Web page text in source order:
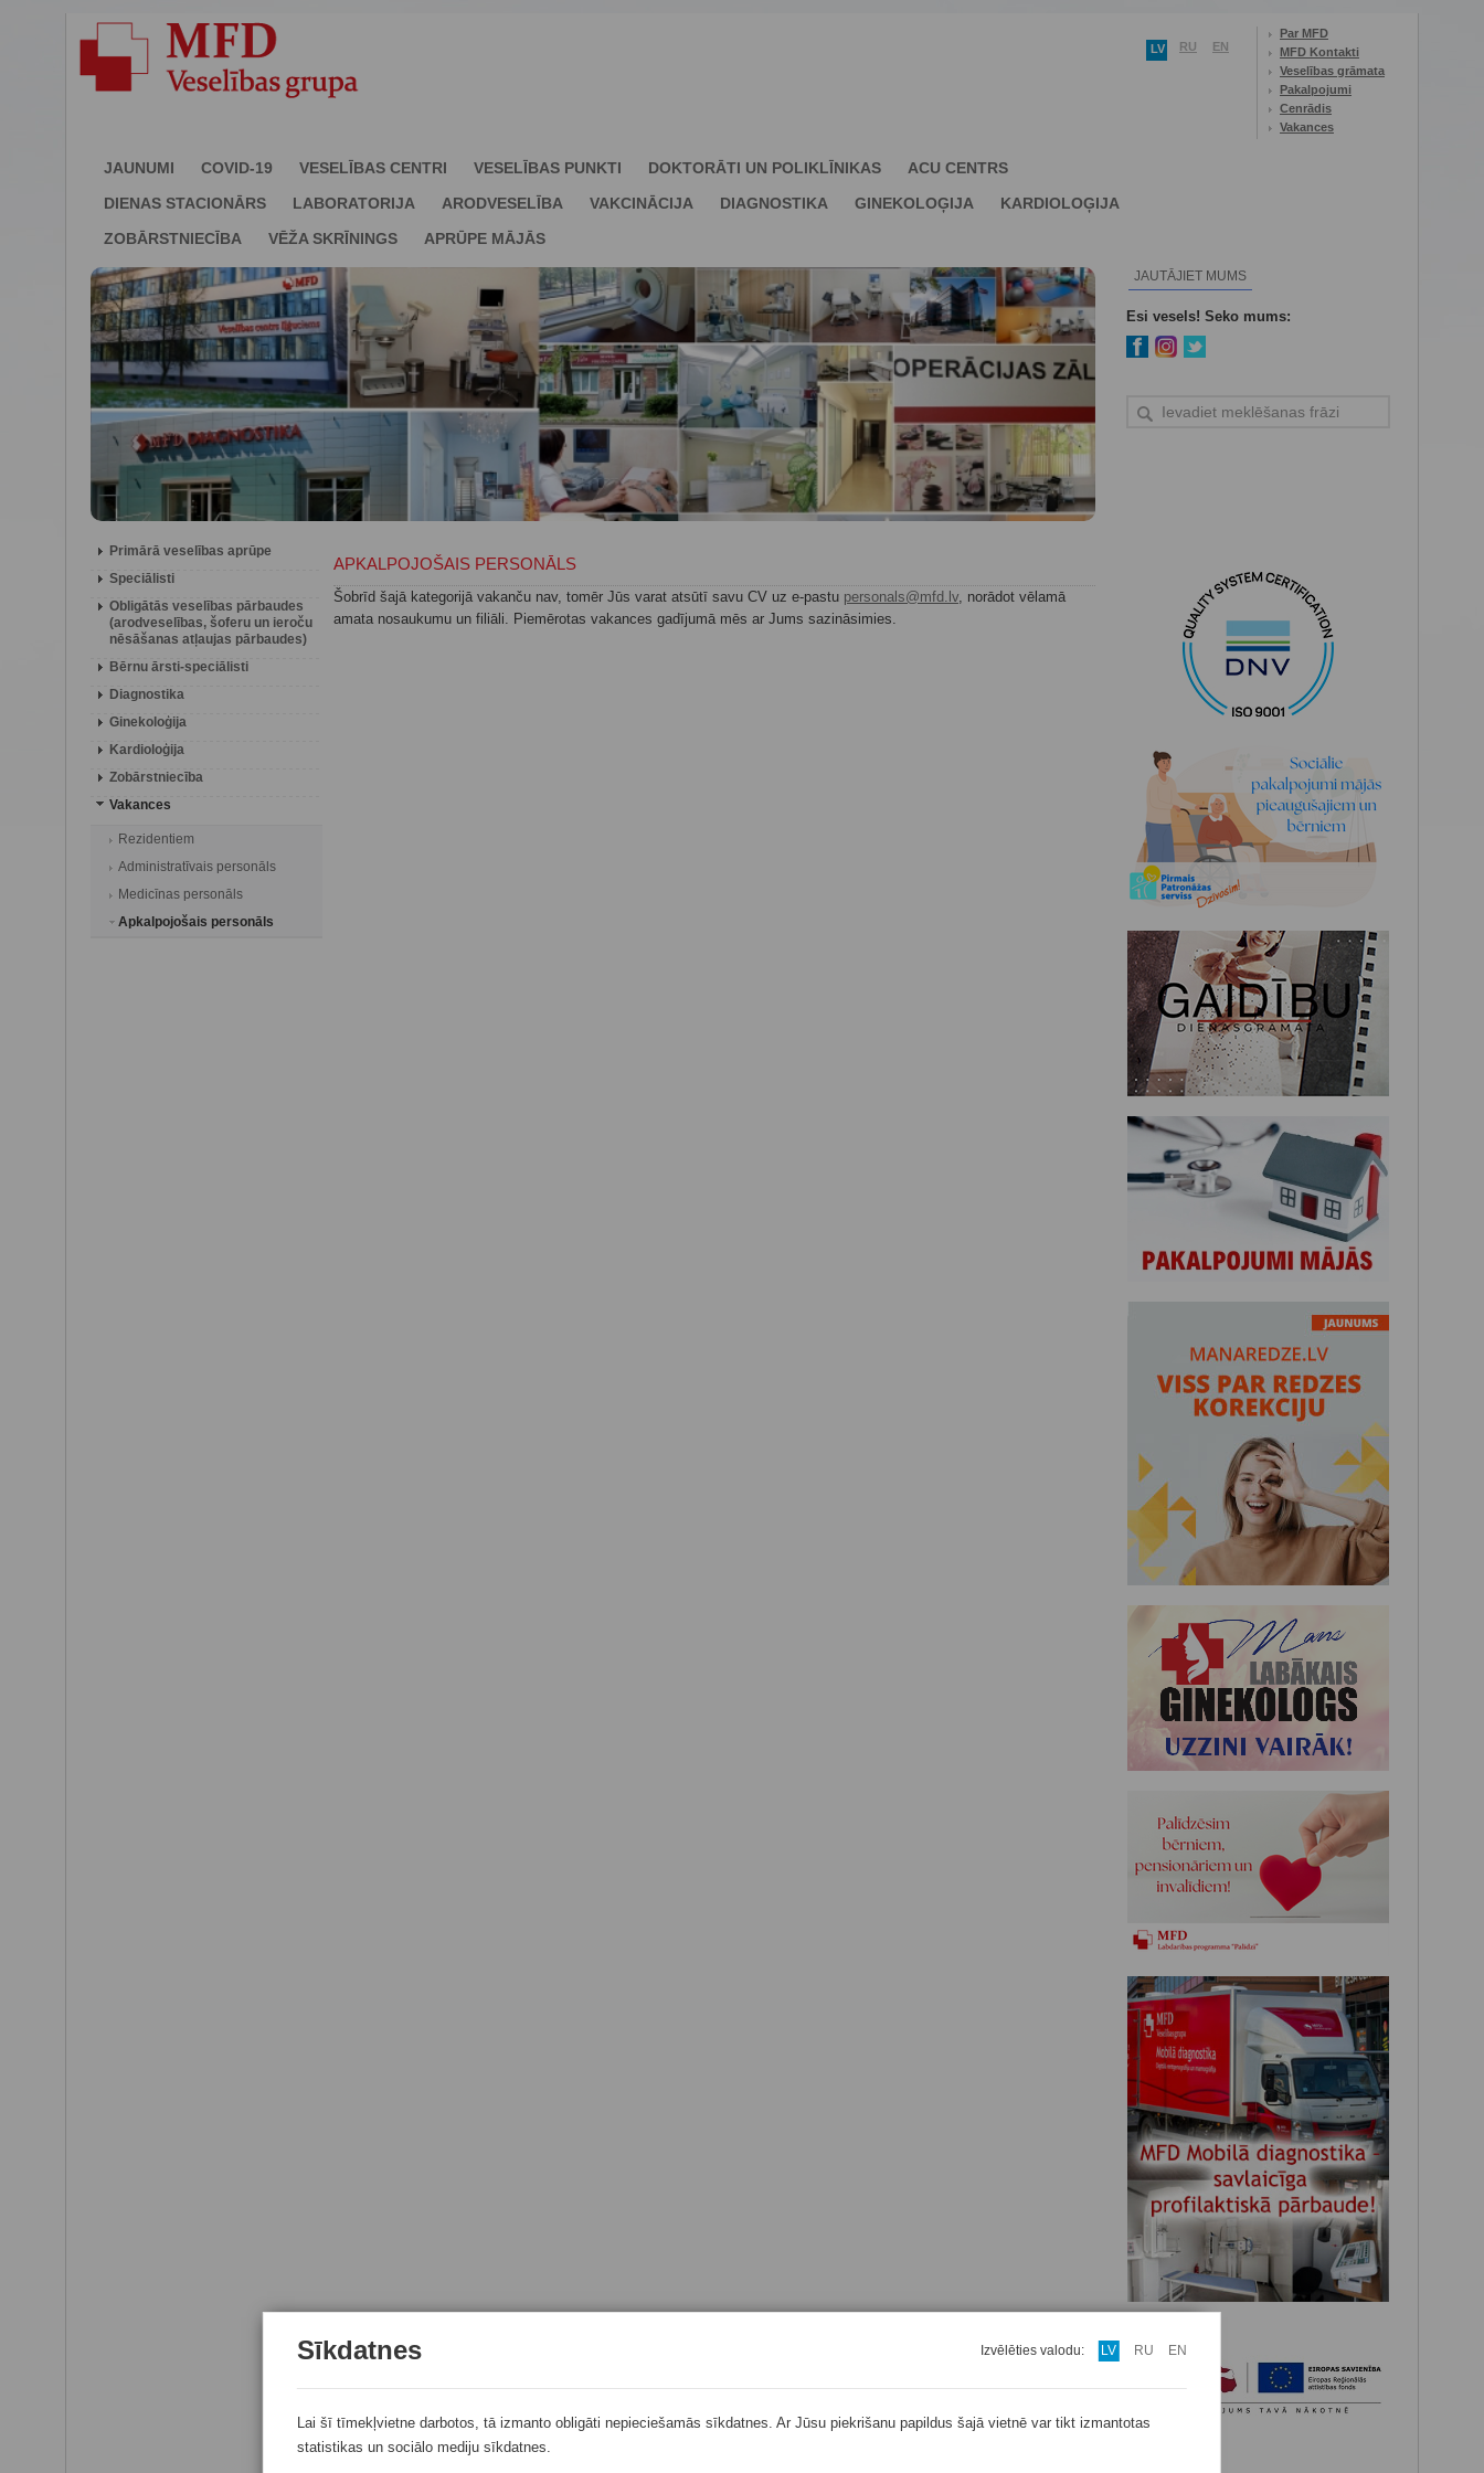
LV RU EN
Par MFD
MFD Kontakti
Veselības grāmata
Pakalpojumi
Cenrādis
Vakances
JAUNUMI COVID-19 VESELĪBAS CENTRI VESELĪBAS PUNKTI DOKTORĀTI UN POLIKLĪNIKAS
ACU CENTRS
DIENAS STACIONĀRS
LABORATORIJA ARODVESELĪBA VAKCINĀCIJA DIAGNOSTIKA GINEKOLOĢIJA
KARDIOLOĢIJA
ZOBĀRSTNIECĪBA
VĒŽA SKRĪNINGS APRŪPE MĀJĀS
JAUTĀJIET MUMS
Esi vesels! Seko mums:
Primārā veselības aprūpe
Speciālisti
Obligātās veselības pārbaudes
(arodveselības, šoferu un ieroču
nēsāšanas atļaujas pārbaudes)
Bērnu ārsti-speciālisti
Diagnostika
Ginekoloģija
Kardioloģija
Zobārstniecība
Vakances
Rezidentiem
Administratīvais personāls
Medicīnas personāls
Apkalpojošais personāls
APKALPOJOŠAIS PERSONĀLS
Šobrīd šajā kategorijā vakanču nav, tomēr Jūs varat atsūtī savu CV uz e-pastu personals@mfd.lv, norādot vēlamā
amata nosaukumu un filiāli. Piemērotas vakances gadījumā mēs ar Jums sazināsimies.
Sīkdatnes Izvēlēties valodu: LV RU EN
Lai šī tīmekļvietne darbotos, tā izmanto obligāti nepieciešamās sīkdatnes. Ar Jūsu piekrišanu papildus šajā vietnē var tikt izmantotas
statistikas un sociālo mediju sīkdatnes.